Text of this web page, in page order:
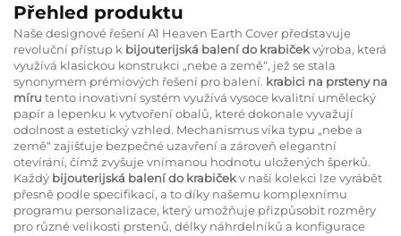
Přehled produktu
Naše designové řešení A1 Heaven Earth Cover představuje
revoluční přístup k bijouterijská balení do krabičekvýroba, která
využívá klasickou konstrukci „nebe a země“, jež se stala
synonymem prémiových řešení pro balení. krabici na prsteny na
míru tento inovativní systém využívá vysoce kvalitní umělecký
papír a lepenku k vytvoření obalů, které dokonale vyvažují
odolnost a estetický vzhled. Mechanismus víka typu „nebe a
země“ zajišťuje bezpečné uzavření a zároveň elegantní
otevírání, čímž zvyšuje vnímanou hodnotu uložených šperků.
Každý bijouterijská balení do krabičekv naší kolekci lze vyrábět
přesně podle specifikací, a to díky našemu komplexnímu
programu personalizace, který umožňuje přizpůsobit rozměry
pro různé velikosti prstenů, délky náhrdelníků a konfigurace